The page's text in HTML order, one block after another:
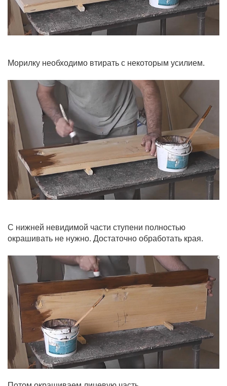
Морилку необходимо втирать с некоторым усилием.
С нижней невидимой части ступени полностью
окрашивать не нужно. Достаточно обработать края.